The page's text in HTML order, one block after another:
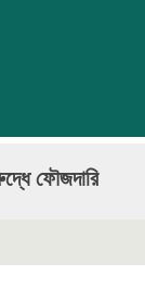
ফৌজদারি